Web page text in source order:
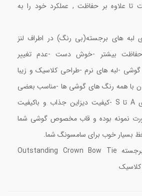
تا علاوه بر حفاظت , عملکرد خود را به
لبه های برجسته(بی رنگ) در اطراف لنز
بیشتر -خوش دست -عدم تغییر
-لبه های نرم -طراحی کلاسیک و زیبا
با همه رنگ های گوشی ها -مناسب بعضی
سامسونگ های از سری A تا S -کیفیت دیزاین جذاب و باکیفیت
نمونه بوده و قاب مخصوص گوشی شما
بسیار خوب برای سامسونگ شما.
طرح -پاپیون اکلیلی برجسته Outstanding Crown Bow Tie